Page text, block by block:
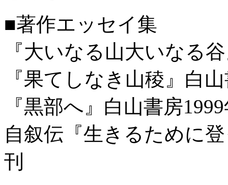
■著作エッセイ集
『大いなる山大いなる
『果てしなき山稜』白
『黒部へ』白山書房
自叙伝『生きるために
刊